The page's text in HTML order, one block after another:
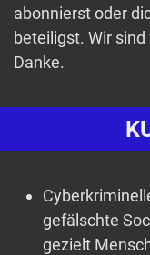
abonnierst oder
beteiligst. Wir
Danke.
gefälschte
gezielt